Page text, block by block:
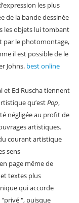
les plus
de la bande dessinée
les objets lui tombant
par le photomontage,
il est possible de le
Johns. best online
et Ed Ruscha tiennent
qu’estPop,
négligée au profit de
artistiques.
courant artistique
sens
page même de
textes plus
qui accorde
", puisque